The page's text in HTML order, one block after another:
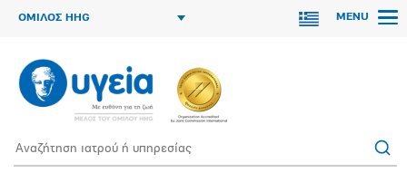
ΟΜΙΛΟΣ HHG MENU